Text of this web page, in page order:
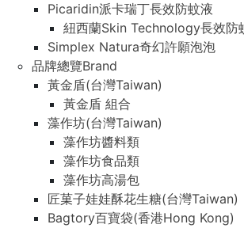
Picaridin派卡瑞丁長效防蚊液
紐西蘭Skin Technology長效防
Simplex Natura奇幻許願泡泡
品牌總覽Brand
黃金盾(台灣Taiwan)
黃金盾 組合
藻作坊(台灣Taiwan)
藻作坊醬料類
藻作坊食品類
藻作坊高湯包
匠菓子娃娃酥花生糖(台灣Taiwan)
Bagtory百寶袋(香港Hong Kong)